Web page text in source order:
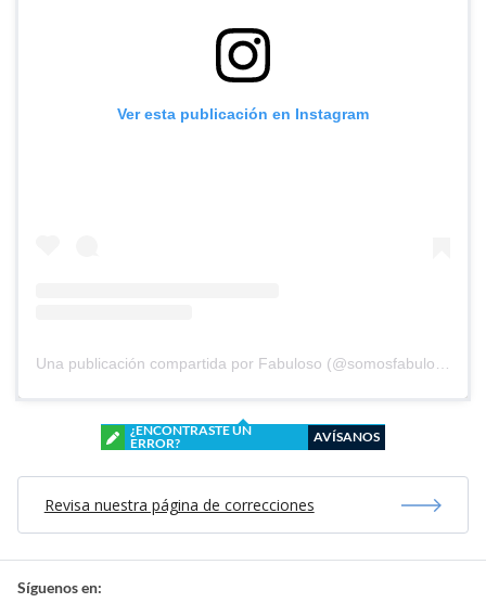
Ver esta publicación en Instagram
Una publicación compartida por Fabuloso (@somosfabuloso)
¿ENCONTRASTE UN
ERROR?
AVÍSANOS
Revisa nuestra página de correcciones
Síguenos en: